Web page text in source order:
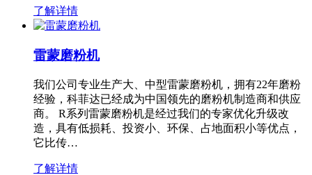
了解详情
雷蒙磨粉机
我们公司专业生产大、中型雷蒙磨粉机，拥有22年磨粉
经验，科菲达已经成为中国领先的磨粉机制造商和供应
商。 R系列雷蒙磨粉机是经过我们的专家优化升级改
造，具有低损耗、投资小、环保、占地面积小等优点，
它比传…
了解详情